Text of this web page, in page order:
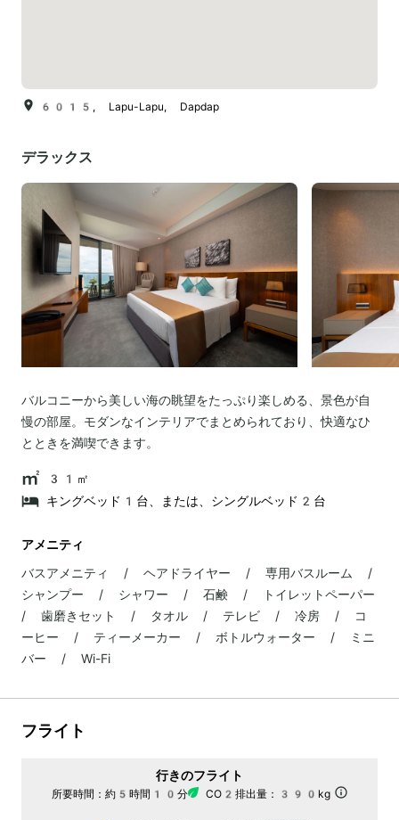
6015, Lapu-Lapu, Dapdap
デラックス
バルコニーから美しい海の眺望をたっぷり楽しめる、景色が自
慢の部屋。モダンなインテリアでまとめられており、快適なひ
とときを満喫できます。
31㎡
キングベッド1台、または、シングルベッド2台
アメニティ
バスアメニティ / ヘアドライヤー / 専用バスルーム /
シャンプー / シャワー / 石鹸 / トイレットペーパー
/ 歯磨きセット / タオル / テレビ / 冷房 / コ
ーヒー / ティーメーカー / ボトルウォーター / ミニ
バー / Wi-Fi
フライト
行きのフライト
所要時間： 約5時間10分 CO2排出量： 390kg